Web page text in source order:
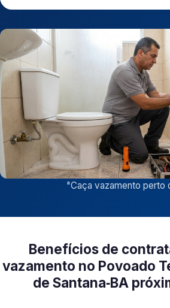
"Caça vazamento perto
Benefícios de
vazamento no Povoado
de Santana‑BA